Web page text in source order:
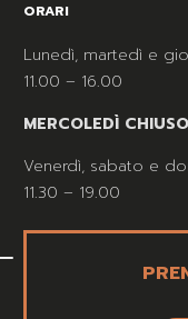
ORARI
Lunedì, martedì e
11.00 – 16.00
MERCOLEDÌ CHIUSO
Venerdì, sabato e
11.30 – 19.00